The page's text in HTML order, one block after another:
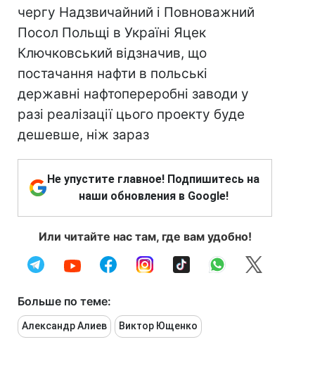
чергу Надзвичайний і Повноважний
Посол Польщі в Україні Яцек
Ключковський відзначив, що
постачання нафти в польські
державні нафтопереробні заводи у
разі реалізації цього проекту буде
дешевше, ніж зараз
Не упустите главное! Подпишитесь на
наши обновления в Google!
Или читайте нас там, где вам удобно!
Больше по теме:
Александр Алиев Виктор Ющенко